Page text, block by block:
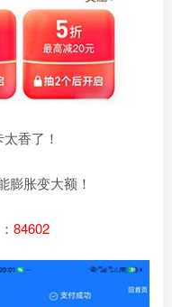
香了！
膨胀变大额！
84602